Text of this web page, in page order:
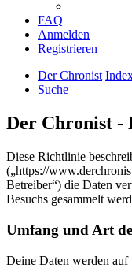
FAQ
Anmelden
Registrieren
Der Chronist
Suche
Der Chronist -
Diese Richtlinie
(„https://
Betreiber“) die Daten
Besuchs gesammelt
Umfang und Art
Deine Daten werden auf